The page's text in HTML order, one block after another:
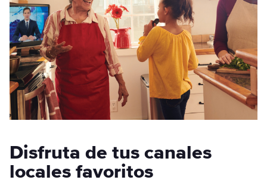
Disfruta de tus canales
locales favoritos